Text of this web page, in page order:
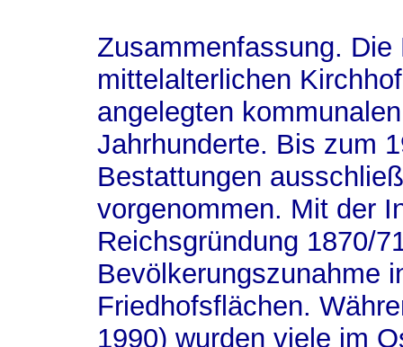
Zusammenfassung. Die
mittelalterlichen
angelegten
Jahrhunderte. Bis zum
Bestattungen
vorgenommen. Mit der
Reichsgründung 1870/
Bevölkerungszunahme
Friedhofsflächen.
1990) wurden viele im